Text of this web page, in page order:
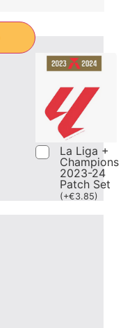
La Liga +
Champions
2023-24
Patch Set
(+€3.85)